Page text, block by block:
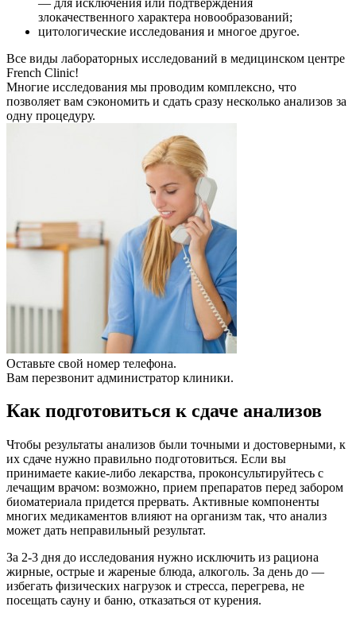
злокачественного характера новообразований;
цитологические исследования и многое другое.
Все виды лабораторных исследований в медицинском центре
French Clinic!
Многие исследования мы проводим комплексно, что
позволяет вам сэкономить и сдать сразу несколько анализов за
одну процедуру.
Оставьте свой номер телефона.
Вам перезвонит администратор клиники.
Как подготовиться к сдаче анализов
Чтобы результаты анализов были точными и достоверными, к
их сдаче нужно правильно подготовиться. Если вы
принимаете какие-либо лекарства, проконсультируйтесь с
лечащим врачом: возможно, прием препаратов перед забором
биоматериала придется прервать. Активные компоненты
многих медикаментов влияют на организм так, что анализ
может дать неправильный результат.
За 2-3 дня до исследования нужно исключить из рациона
жирные, острые и жареные блюда, алкоголь. За день до —
избегать физических нагрузок и стресса, перегрева, не
посещать сауну и баню, отказаться от курения.